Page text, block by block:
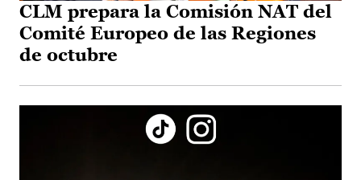
CLM prepara la Comisión NAT del
Comité Europeo de las Regiones
de octubre